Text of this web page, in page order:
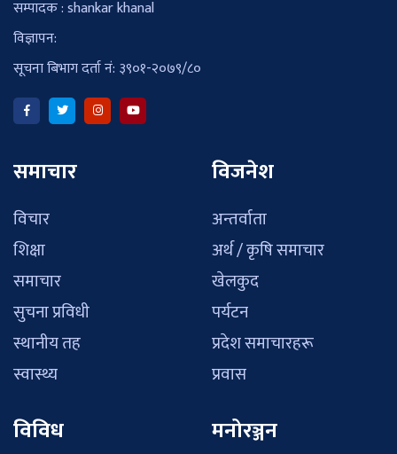
सम्पादक : shankar khanal
विज्ञापन:
सूचना बिभाग दर्ता नं: ३९०१-२०७९/८०
समाचार
विचार
शिक्षा
समाचार
सुचना प्रविधी
स्थानीय तह
स्वास्थ्य
विजनेश
अन्तर्वाता
अर्थ / कृषि समाचार
खेलकुद
पर्यटन
प्रदेश समाचारहरू
प्रवास
विविध मनोरञ्जन